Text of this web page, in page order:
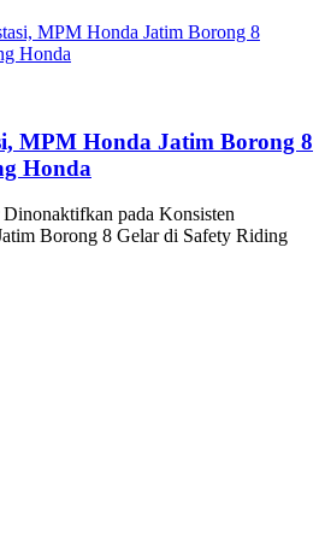
MPM Honda Jatim Borong 8
Honda
pada Konsisten
Borong 8 Gelar di Safety Riding